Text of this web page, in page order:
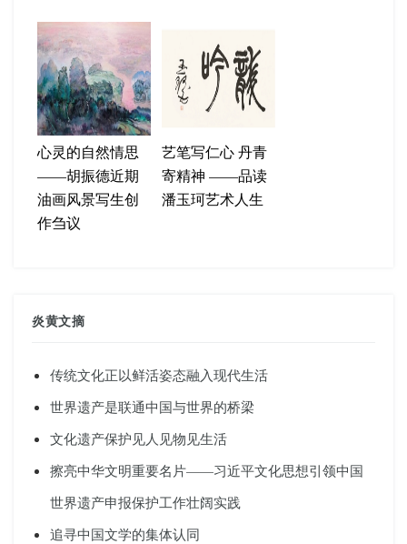
心灵的自然情思
——胡振德近期
油画风景写生创
作刍议
艺笔写仁心 丹青
寄精神 ——品读
潘玉珂艺术人生
炎黄文摘
传统文化正以鲜活姿态融入现代生活
世界遗产是联通中国与世界的桥梁
文化遗产保护见人见物见生活
擦亮中华文明重要名片——习近平文化思想引领中国
世界遗产申报保护工作壮阔实践
追寻中国文学的集体认同